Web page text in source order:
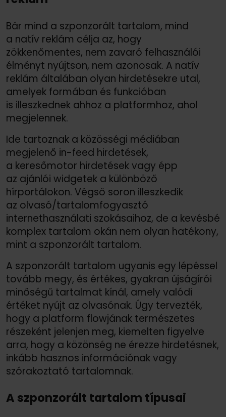
Bár mind a szponzorált tartalom, mind
a natív reklám célja az, hogy
zökkenőmentes, nem zavaró felhasználói
élményt nyújtson, nem azonosak. A natív
reklám általában olyan hirdetésekre utal,
amelyek formában és funkcióban
is illeszkednek ahhoz a platformhoz, ahol
megjelennek.
Ide tartoznak a közösségi médiában
megjelenő in-feed hirdetések,
a keresőmotor hirdetések vagy épp
az ajánlói widgetek a különböző
hírportálokon. Végső soron illeszkedik
az olvasó/tartalomfogyasztó
internethasználati szokásaihoz, de a kevésbé
komplex tartalom okán nem olyan hatékony,
mint a szponzorált tartalom.
A szponzorált tartalom ugyanis egy lépéssel
tovább megy, és értékes, gyakran újságírói
minőségű tartalmat kínál, amely valódi
értéket nyújt az olvasónak. Úgy tervezték,
hogy a platform flowjának természetes
részeként jelenjen meg, kiemelten figyelve
arra, hogy a közönség ne érezze hirdetésnek,
inkább hasznos információnak vagy
szórakoztató tartalomnak.
A szponzorált tartalom típusai